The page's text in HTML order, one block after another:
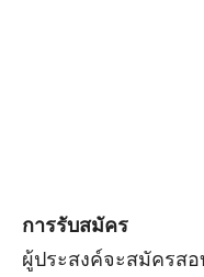
การรับสมัคร
ผู้ประสงค์จะสมัครส